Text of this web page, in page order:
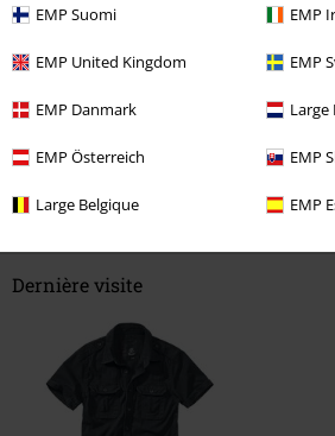
EMP Suomi EMP
EMP United Kingdom EMP
EMP Danmark Large
EMP Österreich EMP
Large Belgique EMP
Est-ce que ce commentaire vous a été utile ?
Envoyer le commentaire
Dernière visite